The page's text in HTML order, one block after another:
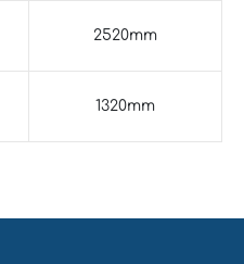
2520mm
1320mm